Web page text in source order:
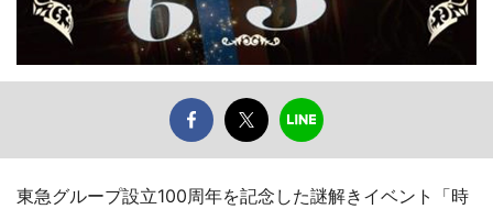
東急グループ設立100周年を記念した謎解きイベント「時